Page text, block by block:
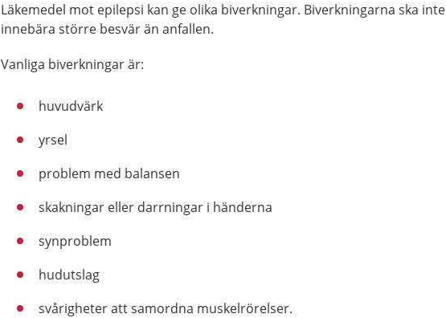
Läkemedel mot epilepsi kan ge olika biverkningar. Biverkningarna ska inte
innebära större besvär än anfallen.
Vanliga biverkningar är:
huvudvärk
yrsel
problem med balansen
skakningar eller darrningar i händerna
synproblem
hudutslag
svårigheter att samordna muskelrörelser.